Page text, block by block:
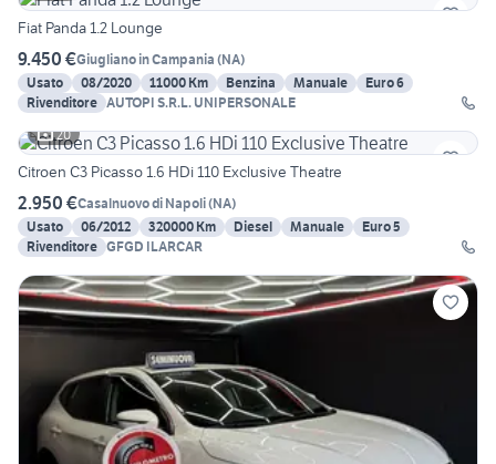
Fiat Panda 1.2 Lounge
9.450 €Giugliano in Campania (NA)
Usato
08/2020 11000 Km Benzina Manuale
Euro 6
Rivenditore AUTOPI S.R.L. UNIPERSONALE
20
Citroen C3 Picasso 1.6 HDi 110 Exclusive Theatre
2.950 €Casalnuovo di Napoli(NA)
Usato
06/2012 320000 Km Diesel Manuale
Euro 5
Rivenditore GFGD ILARCAR